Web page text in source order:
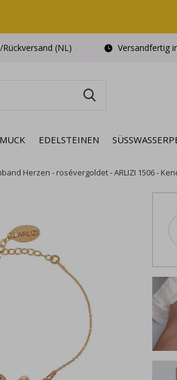
EDELSTEINEN
(NL) Versandfertig
Herzen - rosévergoldet - ARLIZI 1506 -